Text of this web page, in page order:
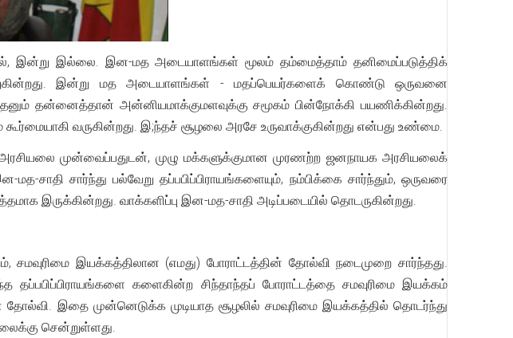
இன்று இல்லை. இன-மத அடையாளங்கள் மூலம் தம்மைத்தாம் தனிமைப்படுத்திக்
இன்று மத அடையாளங்கள் - மதப்பெயர்களைக் கொண்டு ஒருவனை
தன்னைத்தான் அன்னியமாக்குமளவுக்கு சமூகம் பின்நோக்கி பயணிக்கின்றது.
வருகின்றது. இ;ந்தச் சூழலை அரசே உருவாக்குகின்றது என்பது உண்மை.
முன்வைப்பதுடன், முழு மக்களுக்குமான முரணற்ற ஜனநாயக அரசியலைக்
சார்ந்து பல்வேறு தப்பபிப்பிராயங்களையும், நம்பிக்கை சார்ந்தும், ஒருவரை
இருக்கின்றது. வாக்களிப்பு இன-மத-சாதி அடிப்படையில் தொடருகின்றது.
சமவுரிமை இயக்கத்திலான (எமது) போராட்டத்தின் தோல்வி நடைமுறை சார்ந்தது.
தப்பபிப்பிராயங்களை களைகின்ற சிந்தாந்தப் போராட்டத்தை சமவுரிமை இயக்கம்
இதை முன்னெடுக்க முடியாத சூழலில் சமவுரிமை இயக்கத்தில் தொடர்ந்து
சென்றுள்ளது.